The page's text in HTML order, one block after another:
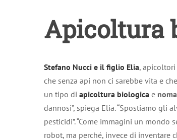
Apicoltura
Stefano Nucci e il figlio Elia,
che senza api non ci sarebbe vita e
un tipo di apicoltura biologica e
dannosi”, spiega Elia. “Spostiamo
pesticidi”. “Come immagini un mondo
robot, ma perché, invece di inventare